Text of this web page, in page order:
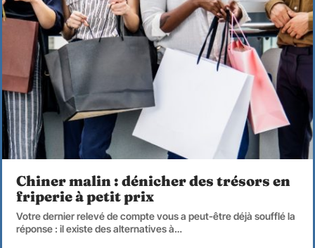
Chiner malin : dénicher des trésors en
friperie à petit prix
Votre dernier relevé de compte vous a peut-être déjà soufflé la
réponse : il existe des alternatives à…